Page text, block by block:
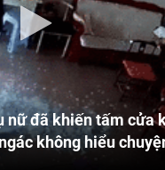
nữ đã khiến tấm cửa
không hiểu